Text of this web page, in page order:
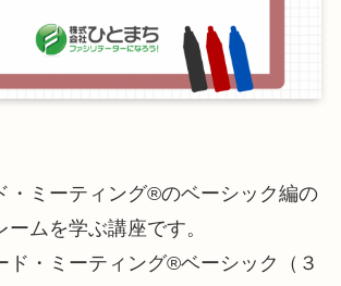
・ミーティング®のベーシック編の
ームを学ぶ講座です。
ド・ミーティング®ベーシック（３